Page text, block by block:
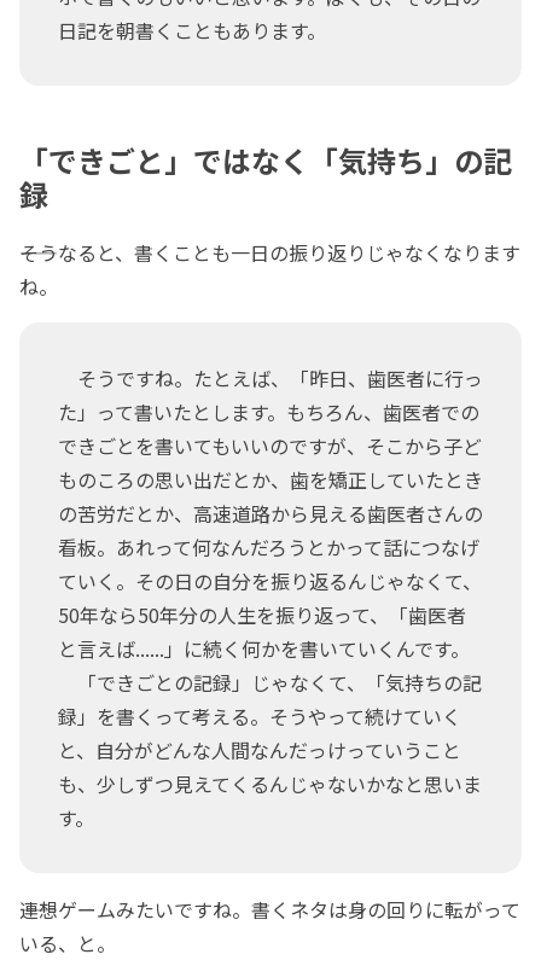
日記を朝書くこともあります。
「できごと」ではなく「気持ち」の記
録
――そうなると、書くことも一日の振り返りじゃなくなります
ね。
そうですね。たとえば、「昨日、歯医者に行っ
た」って書いたとします。もちろん、歯医者での
できごとを書いてもいいのですが、そこから子ど
ものころの思い出だとか、歯を矯正していたとき
の苦労だとか、高速道路から見える歯医者さんの
看板。あれって何なんだろうとかって話につなげ
ていく。その日の自分を振り返るんじゃなくて、
50年なら50年分の人生を振り返って、「歯医者
と言えば......」に続く何かを書いていくんです。
「できごとの記録」じゃなくて、「気持ちの記
録」を書くって考える。そうやって続けていく
と、自分がどんな人間なんだっけっていうこと
も、少しずつ見えてくるんじゃないかなと思いま
す。
――連想ゲームみたいですね。書くネタは身の回りに転がって
いる、と。